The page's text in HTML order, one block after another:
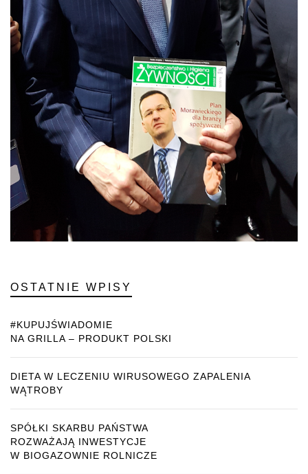
OSTATNIE WPISY
#KUPUJŚWIADOMIE
NA GRILLA – PRODUKT POLSKI
DIETA W LECZENIU WIRUSOWEGO ZAPALENIA
WĄTROBY
SPÓŁKI SKARBU PAŃSTWA
ROZWAŻAJĄ INWESTYCJE
W BIOGAZOWNIE ROLNICZE